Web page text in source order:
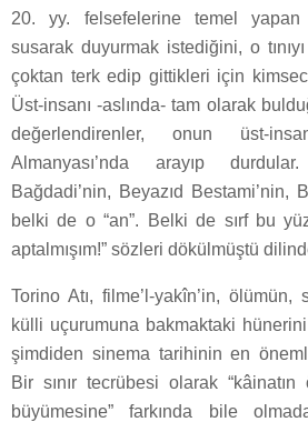
20. yy. felsefelerine temel yapan
susarak duyurmak istediğini, o
çoktan terk edip gittikleri için
Üst-insanı -aslında- tam olarak
değerlendirenler, onun üst-
Almanyası’nda arayıp
Bağdadi’nin, Beyazıd Bestami’nin,
belki de o “an”. Belki de sırf bu
aptalmışım!” sözleri dökülmüştü
Torino Atı, filme’l-yakîn’in,
külli uçurumuna bakmaktaki hünerini
şimdiden sinema tarihinin en
Bir sınır tecrübesi olarak
büyümesine” farkında bile